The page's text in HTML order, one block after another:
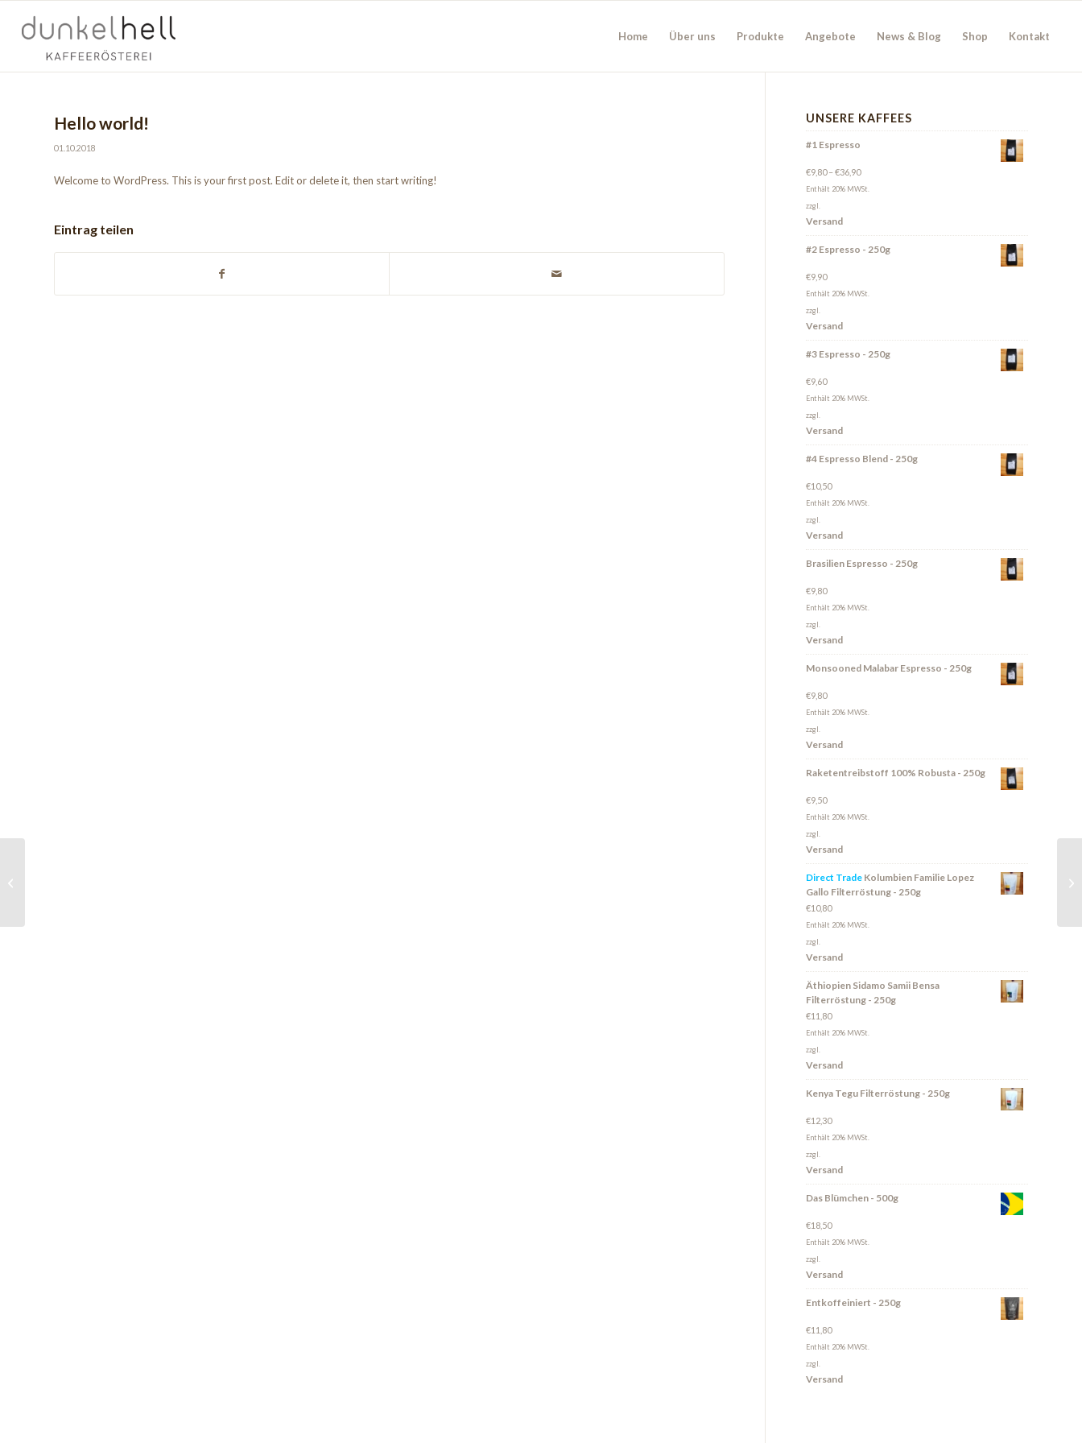
Home Über uns Produkte Angebote News & Blog Shop Kontakt
Hello world!
01.10.2018
Welcome to WordPress. This is your first post. Edit or delete it, then start writing!
Eintrag teilen
UNSERE KAFFEES
#1 Espresso
€9,80 –€36,90
Enthält 20% MWSt.
zzgl.
Versand
#2 Espresso - 250g
€9,90
Enthält 20% MWSt.
zzgl.
Versand
#3 Espresso - 250g
€9,60
Enthält 20% MWSt.
zzgl.
Versand
#4 Espresso Blend - 250g
€10,50
Enthält 20% MWSt.
zzgl.
Versand
Brasilien Espresso - 250g
€9,80
Enthält 20% MWSt.
zzgl.
Versand
Monsooned Malabar Espresso - 250g
€9,80
Enthält 20% MWSt.
zzgl.
Versand
Raketentreibstoff 100% Robusta - 250g
€9,50
Enthält 20% MWSt.
zzgl.
Versand
Direct Trade Kolumbien Familie Lopez
Gallo Filterröstung - 250g
€10,80
Enthält 20% MWSt.
zzgl.
Versand
Äthiopien Sidamo Samii Bensa
Filterröstung - 250g
€11,80
Enthält 20% MWSt.
zzgl.
Versand
Kenya Tegu Filterröstung - 250g
€12,30
Enthält 20% MWSt.
zzgl.
Versand
Das Blümchen - 500g
€18,50
Enthält 20% MWSt.
zzgl.
Versand
Entkoffeiniert - 250g
€11,80
Enthält 20% MWSt.
zzgl.
Versand